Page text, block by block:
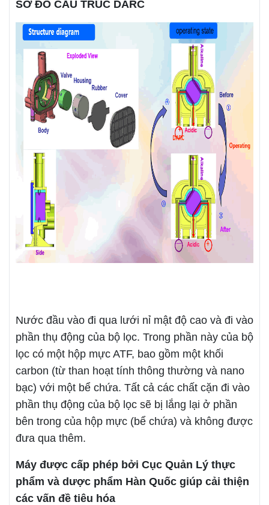
SƠ ĐỒ CẤU TRÚC DARC
Nước đầu vào đi qua lưới nỉ mật độ cao và đi vào
phần thụ động của bộ lọc. Trong phần này của bộ
lọc có một hộp mực ATF, bao gồm một khối
carbon (từ than hoạt tính thông thường và nano
bạc) với một bể chứa. Tất cả các chất cặn đi vào
phần thụ động của bộ lọc sẽ bị lắng lại ở phần
bên trong của hộp mực (bể chứa) và không được
đưa qua thêm.
Máy được cấp phép bởi Cục Quản Lý thực
phẩm và dược phẩm Hàn Quốc giúp cải thiện
các vấn đề tiêu hóa